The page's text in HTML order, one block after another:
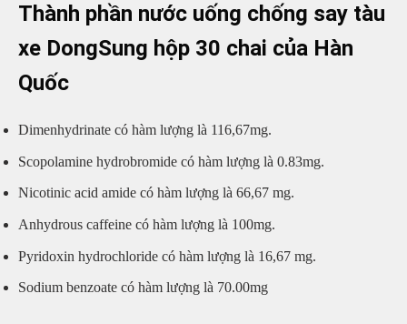
Thành phần nước uống chống say tàu
xe DongSung hộp 30 chai của Hàn
Quốc
Dimenhydrinate có hàm lượng là 116,67mg.
Scopolamine hydrobromide có hàm lượng là 0.83mg.
Nicotinic acid amide có hàm lượng là 66,67 mg.
Anhydrous caffeine có hàm lượng là 100mg.
Pyridoxin hydrochloride có hàm lượng là 16,67 mg.
Sodium benzoate có hàm lượng là 70.00mg